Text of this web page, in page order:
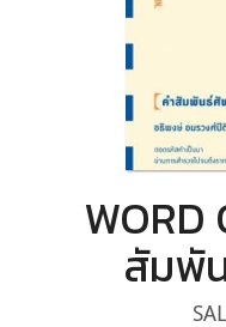
WORD
สัมพั